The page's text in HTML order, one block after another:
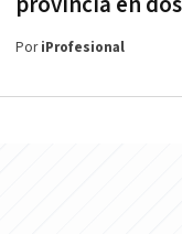
PoriProfesional